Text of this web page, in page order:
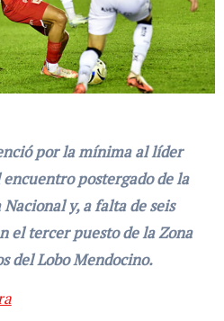
por la mínima al líder
postergado de la
y, a falta de seis
el tercer puesto de la Zona
del Lobo Mendocino.